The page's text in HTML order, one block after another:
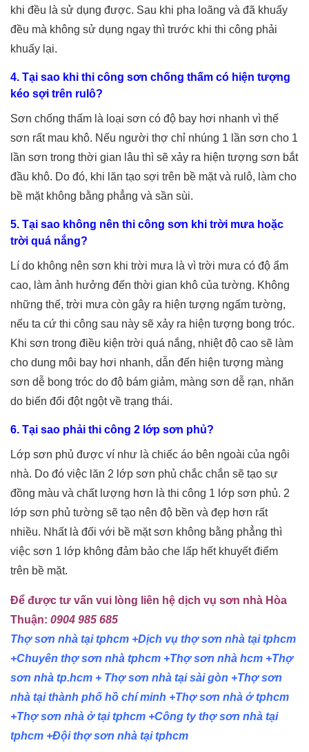
khi đều là sử dụng được. Sau khi pha loãng và đã khuấy
đều mà không sử dụng ngay thì trước khi thi công phải
khuấy lại.
4. Tại sao khi thi công sơn chống thấm có hiện tượng
kéo sợi trên rulô?
Sơn chống thấm là loại sơn có độ bay hơi nhanh vì thế
sơn rất mau khô. Nếu người thợ chỉ nhúng 1 lần sơn cho 1
lần sơn trong thời gian lâu thì sẽ xảy ra hiện tượng sơn bắt
đầu khô. Do đó, khi lăn tạo sợi trên bề mặt và rulô, làm cho
bề mặt không bằng phẳng và sần sùi.
5. Tại sao không nên thi công sơn khi trời mưa hoặc
trời quá nắng?
Lí do không nên sơn khi trời mưa là vì trời mưa có độ ẩm
cao, làm ảnh hưởng đến thời gian khô của tường. Không
những thế, trời mưa còn gây ra hiện tượng ngấm tường,
nếu ta cứ thi công sau này sẽ xảy ra hiện tượng bong tróc.
Khi sơn trong điều kiện trời quá nắng, nhiệt độ cao sẽ làm
cho dung môi bay hơi nhanh, dẫn đến hiện tượng màng
sơn dễ bong tróc do độ bám giảm, màng sơn dễ rạn, nhăn
do biến đổi đột ngột về trạng thái.
6. Tại sao phải thi công 2 lớp sơn phủ?
Lớp sơn phủ được ví như là chiếc áo bên ngoài của ngôi
nhà. Do đó việc lăn 2 lớp sơn phủ chắc chắn sẽ tạo sự
đồng màu và chất lượng hơn là thi công 1 lớp sơn phủ. 2
lớp sơn phủ tường sẽ tạo nên độ bền và đẹp hơn rất
nhiều. Nhất là đối với bề mặt sơn không bằng phẳng thì
việc sơn 1 lớp không đảm bảo che lấp hết khuyết điểm
trên bề mặt.
Để được tư vấn vui lòng liên hệ dịch vụ sơn nhà Hòa
Thuận: 0904 985 685
Thợ sơn nhà tại tphcm +Dịch vụ thợ sơn nhà tại tphcm
+Chuyên thợ sơn nhà tphcm +Thợ sơn nhà hcm +Thợ
sơn nhà tp.hcm + Thợ sơn nhà tại sài gòn +Thợ sơn
nhà tại thành phố hồ chí minh +Thợ sơn nhà ở tphcm
+Thợ sơn nhà ở tại tphcm +Công ty thợ sơn nhà tại
tphcm +Đội thợ sơn nhà tại tphcm